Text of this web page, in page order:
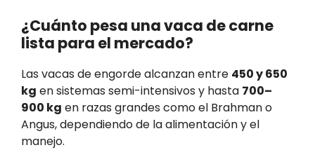
¿Cuánto pesa una vaca de carne
lista para el mercado?
Las vacas de engorde alcanzan entre 450 y 650
kg en sistemas semi-intensivos y hasta 700–
900 kg en razas grandes como el Brahman o
Angus, dependiendo de la alimentación y el
manejo.